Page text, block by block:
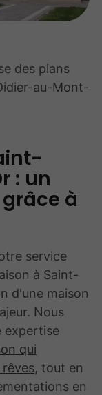
des plans
au-Mont-
: un
à
service
à Saint-
d'une maison
Nous
expertise
qui
, tout en
en